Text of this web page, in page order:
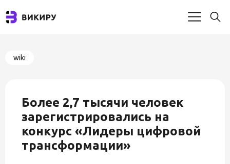
wiki
Более 2,7 тысячи человек
зарегистрировались на
конкурс «Лидеры цифровой
трансформации»